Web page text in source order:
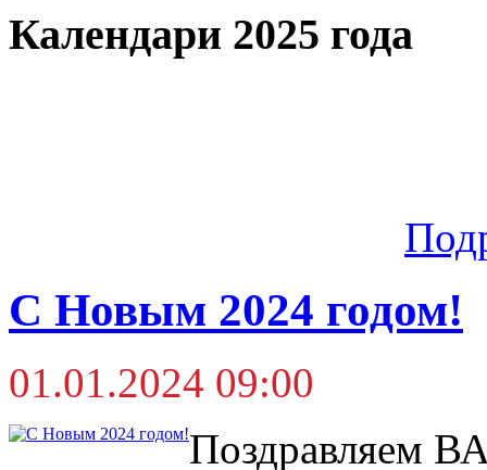
Календари 2025 года
С Новым 2024 годом!
01.01.2024 09:00
Поздравляем